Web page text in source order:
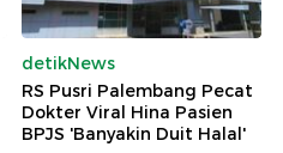
detikNews
RS Pusri Palembang Pecat
Dokter Viral Hina Pasien
BPJS 'Banyakin Duit Halal'